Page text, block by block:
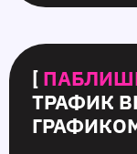
[
ТРАФИК